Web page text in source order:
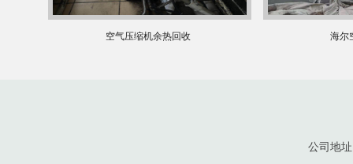
空气压缩机余热回收 海尔
公司地